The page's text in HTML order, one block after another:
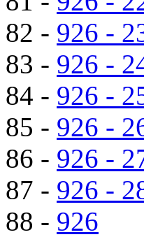
82 - 926 -
83 - 926 -
84 - 926 -
85 - 926 -
86 - 926 -
87 - 926 -
88 - 926